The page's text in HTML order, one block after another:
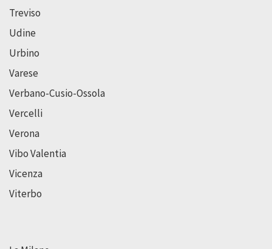
Treviso
Udine
Urbino
Varese
Verbano-Cusio-Ossola
Vercelli
Verona
Vibo Valentia
Vicenza
Viterbo